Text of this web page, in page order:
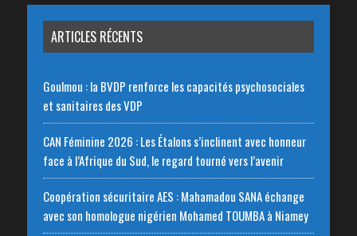
ARTICLES RÉCENTS
Goulmou : la BVDP renforce les capacités psychosociales
et sanitaires des VDP
CAN Féminine 2026 : Les Étalons s’inclinent avec honneur
face à l’Afrique du Sud, le regard tourné vers l’avenir
Coopération sécuritaire AES : Mahamadou SANA échange
avec son homologue nigérien Mohamed TOUMBA à Niamey